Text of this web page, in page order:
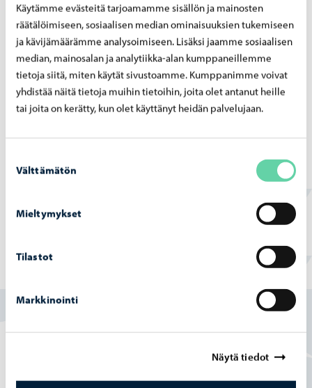
Käytämme evästeitä tarjoamamme sisällön ja mainosten
räätälöimiseen, sosiaalisen median ominaisuuksien tukemiseen
ja kävijämäärämme analysoimiseen. Lisäksi jaamme sosiaalisen
median, mainosalan ja analytiikka-alan kumppaneillemme
tietoja siitä, miten käytät sivustoamme. Kumppanimme voivat
yhdistää näitä tietoja muihin tietoihin, joita olet antanut heille
tai joita on kerätty, kun olet käyttänyt heidän palvelujaan.
valinta
Välttämätön
Mieltymykset
Tilastot
Markkinointi
Näytä tiedot
Muista aina varmistaa, missä korkeusjärjestelmässä
aineistot ovat. Sekaannuksen vaara on suuri hankkeissa,
joissa suunnitelmat tehtiin ennen uuden järjestelmän
käyttöönottoa 1.1.2017, mutta toteutus tapahtuu sen
jälkeen. Suunnitelmiin ja rakennuslupa-asiakirjoihin
korkeudet ovat samassa järjestelmässä. Mittauksissa on
varmistettava, että lähtöpisteen korkeus ja mitattava